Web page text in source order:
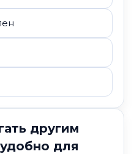
другим
для